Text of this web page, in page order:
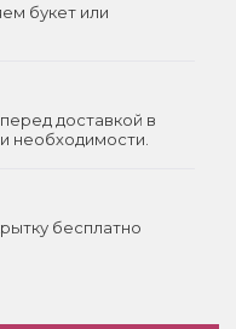
букет или
доставкой в
необходимости.
бесплатно